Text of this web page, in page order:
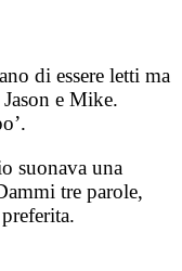
di essere letti ma
e Mike.
suonava una
tre parole,